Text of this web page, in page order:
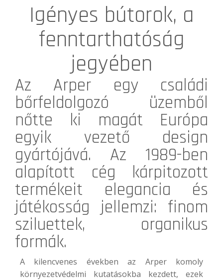
Igényes bútorok, a
fenntarthatóság
jegyében
Az Arper egy családi
bőrfeldolgozó üzemből
nőtte ki magát Európa
egyik vezető design
gyártójává. Az 1989-ben
alapított cég kárpitozott
termékeit elegancia és
játékosság jellemzi: finom
sziluettek, organikus
formák.
A kilencvenes években az Arper komoly
környezetvédelmi kutatásokba kezdett, ezek